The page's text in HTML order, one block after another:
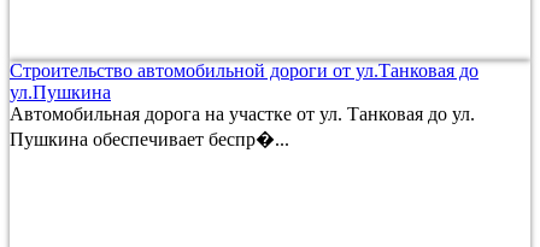
Строительство автомобильной дороги от ул.Танковая до
ул.Пушкина
Автомобильная дорога на участке от ул. Танковая до ул.
Пушкина обеспечивает беспр�...